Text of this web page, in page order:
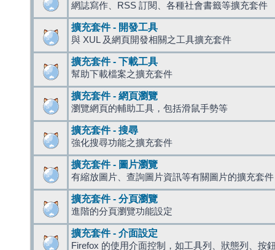
網誌寫作、RSS 訂閱、各種社會書籤等擴充套件
擴充套件 - 開發工具
與 XUL 及網頁開發相關之工具擴充套件
擴充套件 - 下載工具
幫助下載檔案之擴充套件
擴充套件 - 網頁瀏覽
瀏覽網頁的輔助工具，包括滑鼠手勢等
擴充套件 - 搜尋
強化搜尋功能之擴充套件
擴充套件 - 圖片瀏覽
有縮放圖片、查詢圖片資訊等有關圖片的擴充套件
擴充套件 - 分頁瀏覽
進階的分頁瀏覽功能設定
擴充套件 - 介面設定
Firefox 的使用介面控制，如工具列、狀態列、按